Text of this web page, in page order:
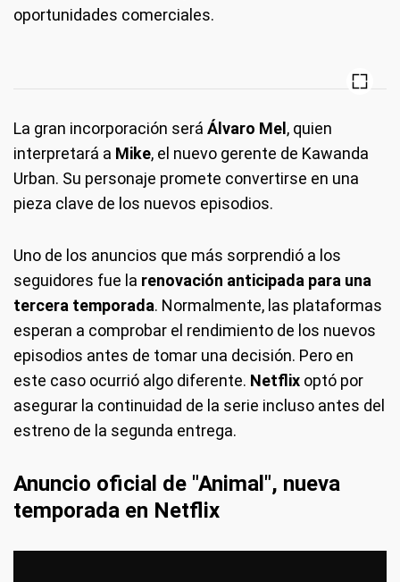
oportunidades comerciales.
La gran incorporación será Álvaro Mel , quien
interpretará a Mike, el nuevo gerente de Kawanda
Urban. Su personaje promete convertirse en una
pieza clave de los nuevos episodios.
Uno de los anuncios que más sorprendió a los
seguidores fue la renovación anticipada para una
tercera temporada. Normalmente, las plataformas
esperan a comprobar el rendimiento de los nuevos
episodios antes de tomar una decisión. Pero en
este caso ocurrió algo diferente. Netflix optó por
asegurar la continuidad de la serie incluso antes del
estreno de la segunda entrega.
Anuncio oficial de "Animal", nueva
temporada en Netflix